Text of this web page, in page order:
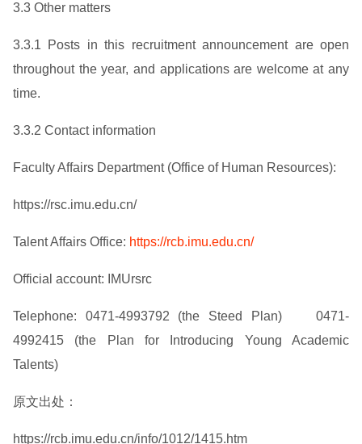
3.3 Other matters
3.3.1 Posts in this recruitment announcement are open
throughout the year, and applications are welcome at any
time.
3.3.2 Contact information
Faculty Affairs Department (Office of Human Resources):
https://rsc.imu.edu.cn/
Talent Affairs Office: https://rcb.imu.edu.cn/
Official account: IMUrsrc
Telephone: 0471-4993792 (the Steed Plan) 0471-
4992415 (the Plan for Introducing Young Academic
Talents)
原文出处：
https://rcb.imu.edu.cn/info/1012/1415.htm